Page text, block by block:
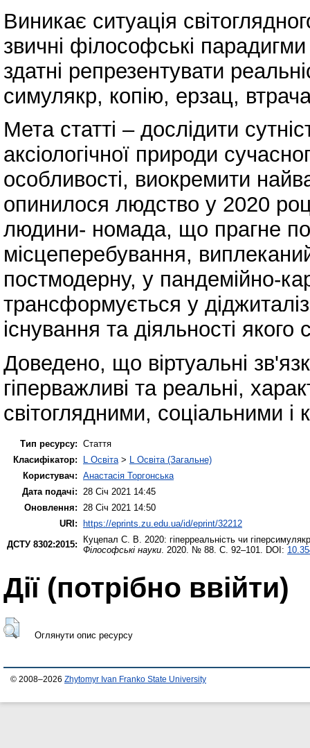
Виникає ситуація
звичні філософські
здатні репрезентувати
симулякр, копію, ерзац,
Мета статті – дослідити
аксіологічної природи
особливості, виокремити
опинилося людство у 2020
людини- номада, що прагне
місцеперебування,
постмодерну, у пандемійно-
трансформується у
існування та діяльності якого
Доведено, що віртуальні
гіперважливі та реальні,
світоглядними, соціальними
Тип ресурсу: Стаття
Класифікатор:
L Освіта> L Освіта (Загальне)
Користувач: Анастасія Торгонська
Дата подачі: 28 Січ 2021 14:45
Оновлення: 28 Січ 2021 14:50
URI:
https://eprints.zu.edu.ua/id/eprint/32212
ДСТУ 8302:2015:
Куцепал С. В. 2020: гіперреальність чи
Філософські науки. 2020. № 88. С. 92–101. DOI:
Дії ​​(потрібно ввійти)
Оглянути опис ресурсу
© 2008–2026 Zhytomyr Ivan Franko State University